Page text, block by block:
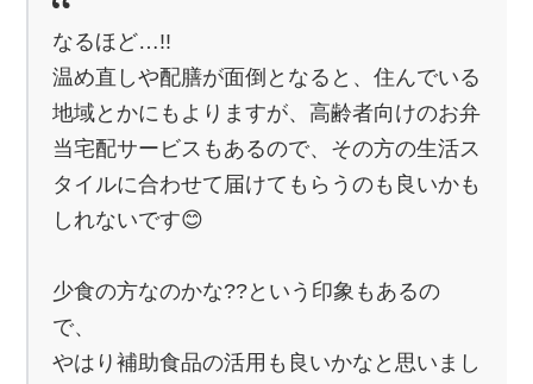
なるほど…!!
温め直しや配膳が面倒となると、住んでいる
地域とかにもよりますが、高齢者向けのお弁
当宅配サービスもあるので、その方の生活ス
タイルに合わせて届けてもらうのも良いかも
しれないです😊
少食の方なのかな??という印象もあるの
で、
やはり補助食品の活用も良いかなと思いまし